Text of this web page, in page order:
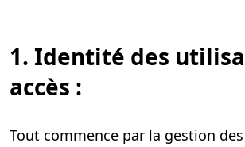
1. Identité des
accès :
Tout commence par la gestion